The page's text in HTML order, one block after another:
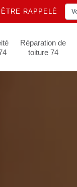
ÊTRE RAPPELÉ
Réparation de
toiture 74